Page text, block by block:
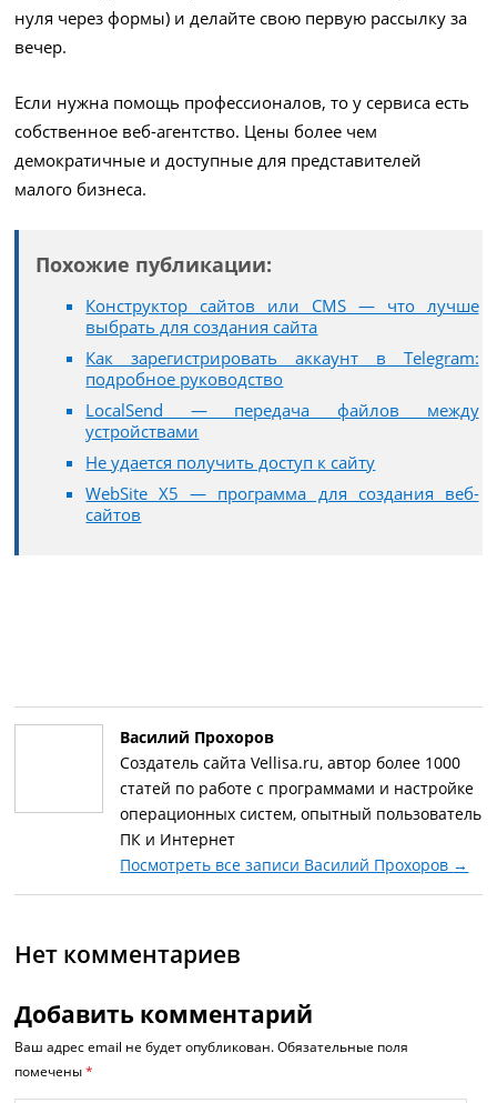
нуля через формы) и делайте свою первую рассылку за
вечер.
Если нужна помощь профессионалов, то у сервиса есть
собственное веб-агентство. Цены более чем
демократичные и доступные для представителей
малого бизнеса.
Похожие публикации:
Конструктор сайтов или CMS — что лучше
выбрать для создания сайта
Как зарегистрировать аккаунт в Telegram:
подробное руководство
LocalSend — передача файлов между
устройствами
Не удается получить доступ к сайту
WebSite X5 — программа для создания веб-
сайтов
Василий Прохоров
Создатель сайта Vellisa.ru, автор более 1000
статей по работе с программами и настройке
операционных систем, опытный пользователь
ПК и Интернет
Посмотреть все записи Василий Прохоров →
Нет комментариев
Добавить комментарий
Ваш адрес email не будет опубликован. Обязательные поля
помечены*